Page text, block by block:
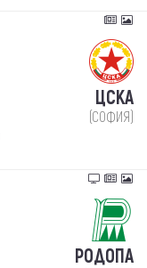
ЦСКА
(СОФИЯ)
РОДОПА